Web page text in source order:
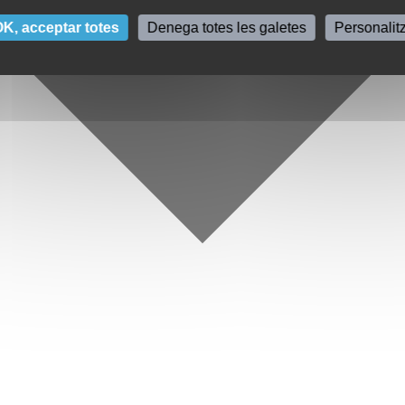
acceptar totes Denega totes les galetes